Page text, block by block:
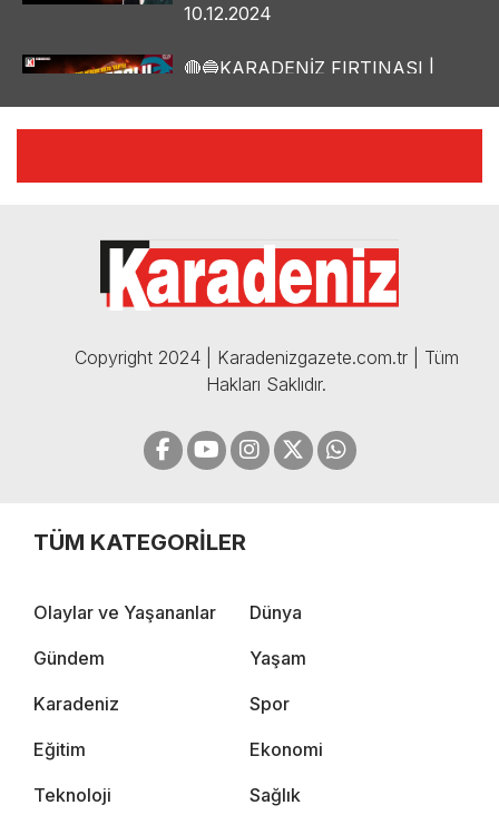
10.12.2024
🔴🔵KARADENİZ FIRTINASI |
🔴🔵KARADENİZ FIRTINASI |
05.12.2024
Copyright 2024 | Karadenizgazete.com.tr | Tüm
Hakları Saklıdır.
TÜM KATEGORİLER
Olaylar ve Yaşananlar Dünya
Gündem Yaşam
Karadeniz Spor
Eğitim Ekonomi
Teknoloji Sağlık